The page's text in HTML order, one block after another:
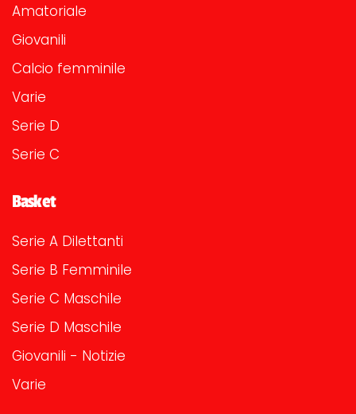
Amatoriale
Giovanili
Calcio femminile
Varie
Serie D
Serie C
Basket
Serie A Dilettanti
Serie B Femminile
Serie C Maschile
Serie D Maschile
Giovanili - Notizie
Varie